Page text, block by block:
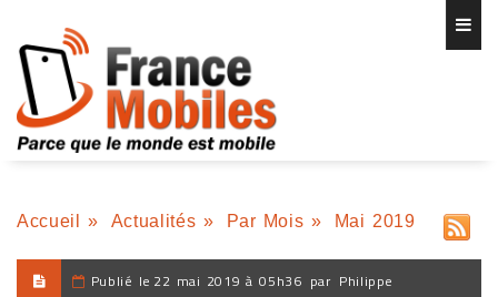
Accueil » Actualités » Par Mois » Mai 2019
Publié le 22 mai 2019 à 05h36 par Philippe